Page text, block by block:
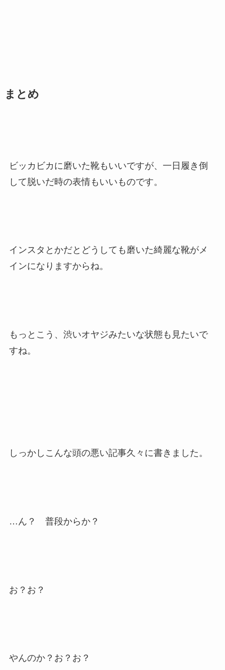
まとめ
ビッカビカに磨いた靴もいいですが、一日履き倒
して脱いだ時の表情もいいものです。
インスタとかだとどうしても磨いた綺麗な靴がメ
インになりますからね。
もっとこう、渋いオヤジみたいな状態も見たいで
すね。
しっかしこんな頭の悪い記事久々に書きました。
…ん？ 普段からか？
お？お？
やんのか？お？お？